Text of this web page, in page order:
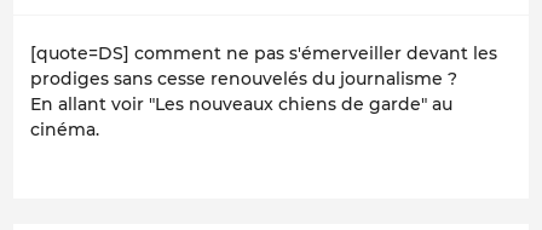
[quote=DS] comment ne pas s'émerveiller devant les
prodiges sans cesse renouvelés du journalisme ?
En allant voir "Les nouveaux chiens de garde" au
cinéma.